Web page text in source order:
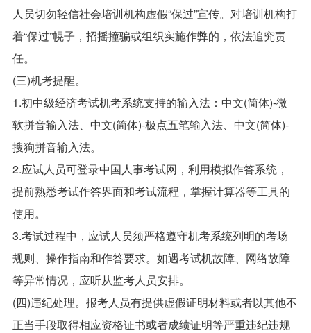
人员切勿轻信社会培训机构虚假“保过”宣传。对培训机构打
着“保过”幌子，招摇撞骗或组织实施作弊的，依法追究责
任。
(三)机考提醒。
1.初中级经济考试机考系统支持的输入法：中文(简体)-微
软拼音输入法、中文(简体)-极点五笔输入法、中文(简体)-
搜狗拼音输入法。
2.应试人员可登录中国人事考试网，利用模拟作答系统，
提前熟悉考试作答界面和考试流程，掌握计算器等工具的
使用。
3.考试过程中，应试人员须严格遵守机考系统列明的考场
规则、操作指南和作答要求。如遇考试机故障、网络故障
等异常情况，应听从监考人员安排。
(四)违纪处理。报考人员有提供虚假证明材料或者以其他不
正当手段取得相应资格证书或者成绩证明等严重违纪违规